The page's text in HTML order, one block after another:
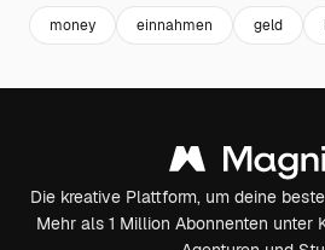
money einnahmen geld
Die kreative Plattform, um deine
Mehr als 1 Million Abonnenten unter